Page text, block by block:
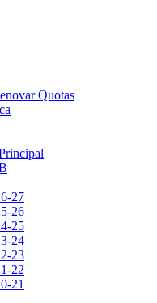
Quotas
27
26
25
24
23
22
21